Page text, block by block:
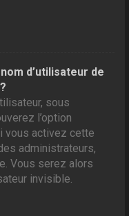
d’utilisateur de
sous
l’option
vous activez cette
administrateurs,
Vous serez alors
invisible.